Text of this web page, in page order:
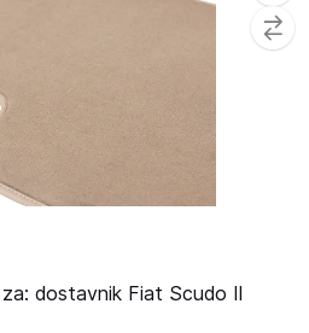
dostavnik Fiat Scudo II